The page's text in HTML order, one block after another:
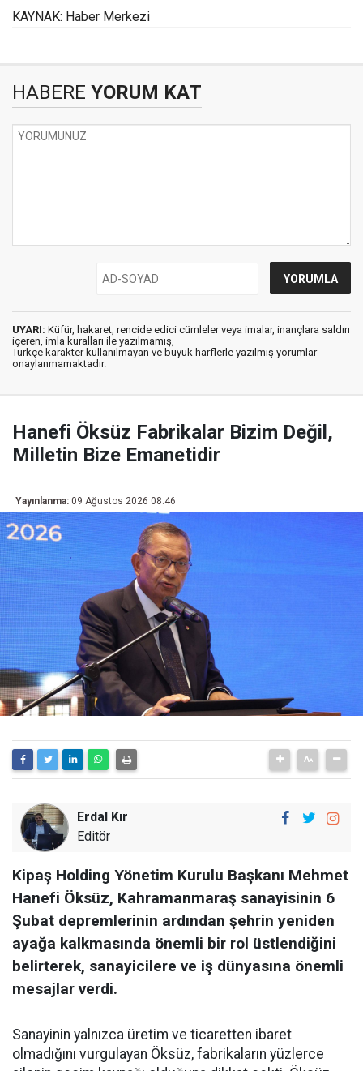
KAYNAK: Haber Merkezi
HABERE YORUM KAT
UYARI: Küfür, hakaret, rencide edici cümleler veya imalar, inançlara saldırı
içeren, imla kuralları ile yazılmamış,
Türkçe karakter kullanılmayan ve büyük harflerle yazılmış yorumlar
onaylanmamaktadır.
Hanefi Öksüz Fabrikalar Bizim Değil,
Milletin Bize Emanetidir
Yayınlanma: 09 Ağustos 2026 08:46
Erdal Kır
Editör
Kipaş Holding Yönetim Kurulu Başkanı Mehmet
Hanefi Öksüz, Kahramanmaraş sanayisinin 6
Şubat depremlerinin ardından şehrin yeniden
ayağa kalkmasında önemli bir rol üstlendiğini
belirterek, sanayicilere ve iş dünyasına önemli
mesajlar verdi.
Sanayinin yalnızca üretim ve ticaretten ibaret
olmadığını vurgulayan Öksüz, fabrikaların yüzlerce